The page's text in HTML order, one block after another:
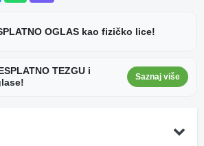
OGLAS kao fizičko lice!
TEZGU i
Saznaj više